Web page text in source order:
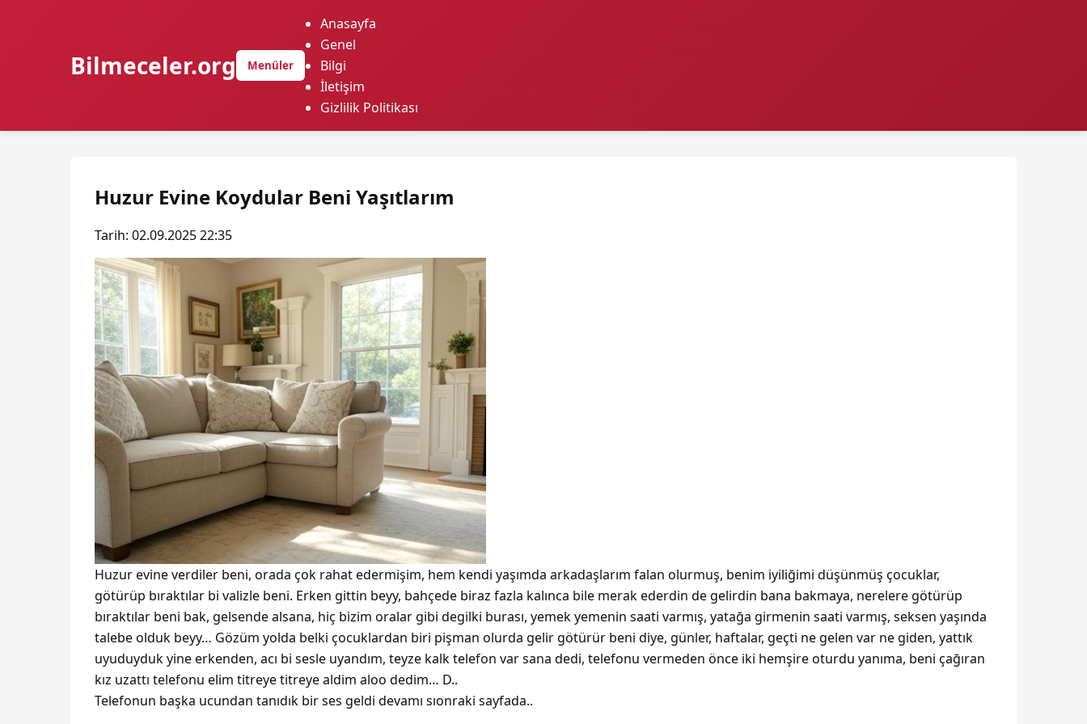
Bilmeceler.org Menüler
Anasayfa
Genel
Bilgi
İletişim
Gizlilik Politikası
Huzur Evine Koydular Beni Yaşıtlarım
Tarih: 02.09.2025 22:35
Huzur evine verdiler beni, orada çok rahat edermişim, hem kendi yaşımda arkadaşlarım falan olurmuş, benim iyiliğimi düşünmüş çocuklar,
götürüp bıraktılar bi valizle beni. Erken gittin beyy, bahçede biraz fazla kalınca bile merak ederdin de gelirdin bana bakmaya, nerelere götürüp
bıraktılar beni bak, gelsende alsana, hiç bizim oralar gibi degilki burası, yemek yemenin saati varmış, yatağa girmenin saati varmış, seksen yaşında
talebe olduk beyy… Gözüm yolda belki çocuklardan biri pişman olurda gelir götürür beni diye, günler, haftalar, geçti ne gelen var ne giden, yattık
uyuduyduk yine erkenden, acı bi sesle uyandım, teyze kalk telefon var sana dedi, telefonu vermeden önce iki hemşire oturdu yanıma, beni çağıran
kız uzattı telefonu elim titreye titreye aldim aloo dedim… D..
Telefonun başka ucundan tanıdık bir ses geldi devamı sıonraki sayfada..